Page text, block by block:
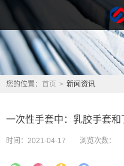
您的位置： 首页 > 新闻资讯
一次性手套中：乳胶手套
时间： 2021-04-17 浏览次数：